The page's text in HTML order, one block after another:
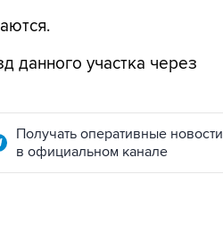
данного участка через
Получать оперативные новости
в официальном канале